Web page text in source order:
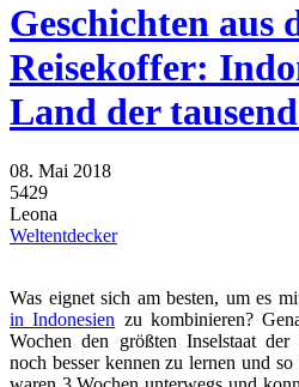
Geschichten aus
Reisekoffer:
Land der
08. Mai 2018
5429
Leona
Weltentdecker
Was eignet sich am besten, um es
in Indonesien zu kombinieren?
Wochen den größten Inselstaat
noch besser kennen zu lernen und